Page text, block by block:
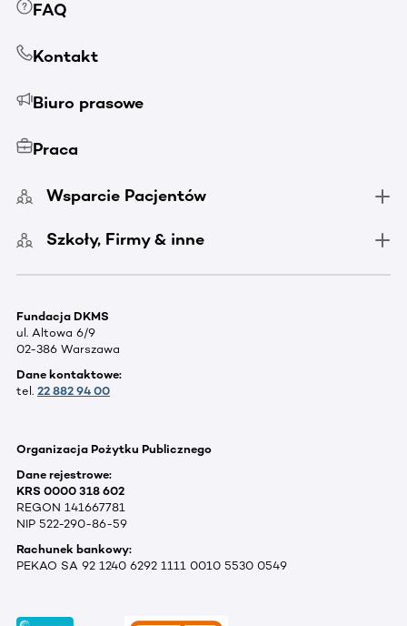
FAQ
Kontakt
Biuro prasowe
Praca
Wsparcie Pacjentów
Szkoły, Firmy & inne
Fundacja DKMS
ul. Altowa 6/9
02-386 Warszawa
Dane kontaktowe:
tel. 22 882 94 00
Organizacja Pożytku Publicznego
Dane rejestrowe:
KRS 0000 318 602
REGON 141667781
NIP 522-290-86-59
Rachunek bankowy:
PEKAO SA 92 1240 6292 1111 0010 5530 0549